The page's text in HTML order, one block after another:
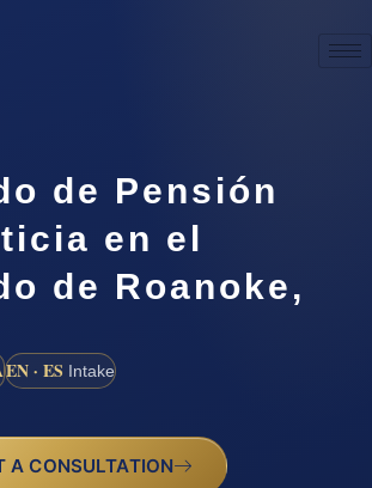
de Pensión
en el
de Roanoke,
EN · ES Intake
A CONSULTATION